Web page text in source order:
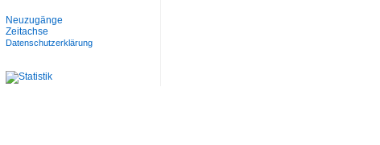
Neuzugänge
Zeitachse
Datenschutzerklärung